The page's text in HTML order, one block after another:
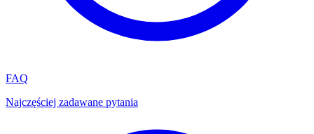
FAQ
Najczęściej zadawane pytania